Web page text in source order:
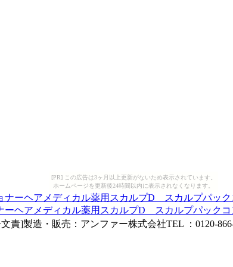
[PR] この広告は3ヶ月以上更新がないため表示されています。
ホームページを更新後24時間以内に表示されなくなります。
ヘアメディカル薬用スカルプD スカルプパックコ
]製造・販売：アンファー株式会社TEL ：0120-